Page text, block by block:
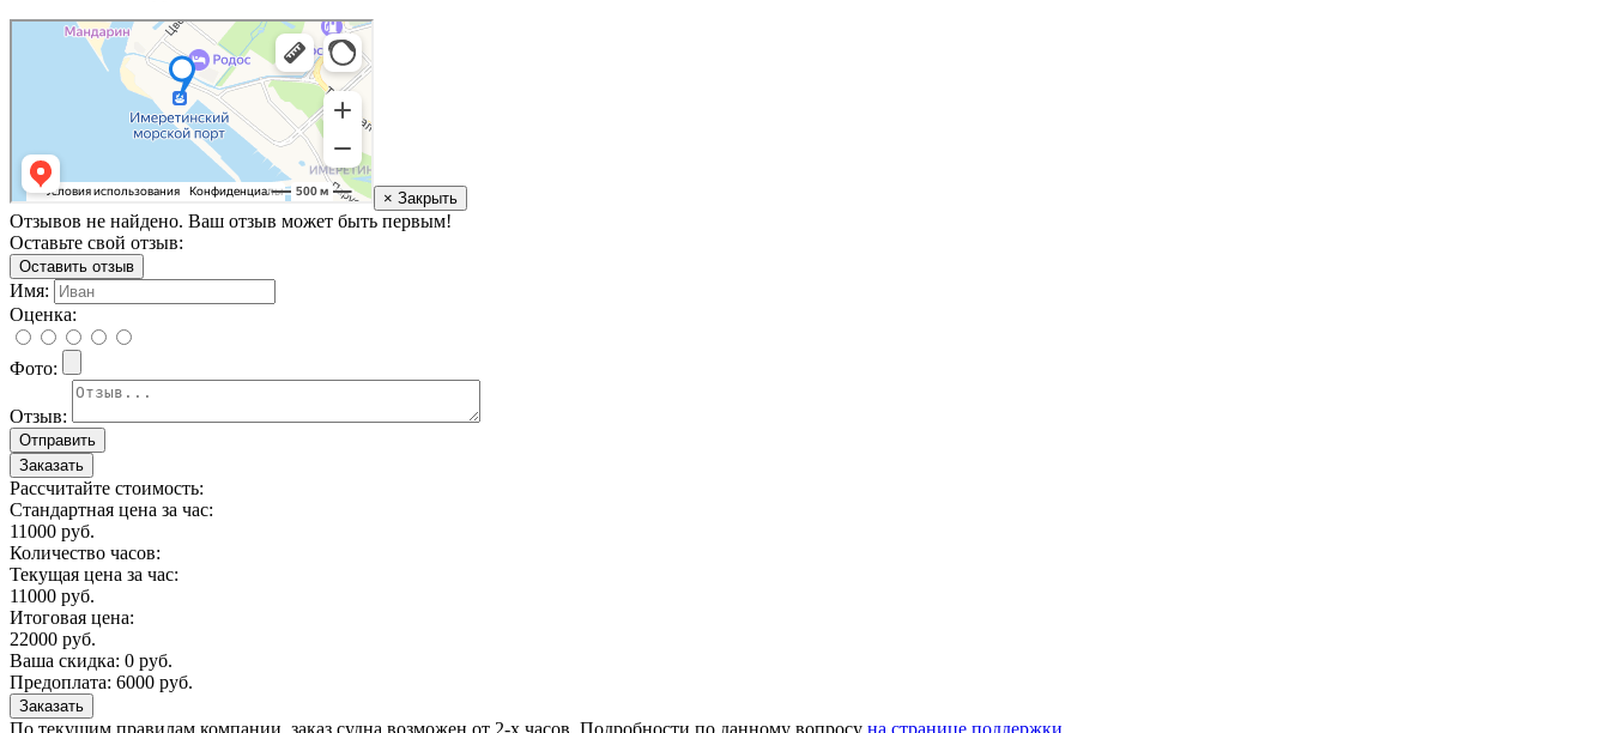
× Закрыть
Отзывов не найдено. Ваш отзыв может быть первым!
Оставьте свой отзыв:
Оставить отзыв
Имя:
Оценка:
Фото:
Отзыв:
Заказать
Рассчитайте стоимость:
Стандартная цена за час:
11000 руб.
Количество часов:
Текущая цена за час:
11000 руб.
Итоговая цена:
22000 руб.
Ваша скидка: 0 руб.
Предоплата: 6000 руб.
Заказать
По текущим правилам компании, заказ судна возможен от 2-х часов. Подробности по данному вопросу на странице поддержки